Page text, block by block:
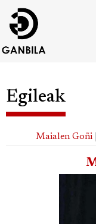
Egileak
Maialen Goñi